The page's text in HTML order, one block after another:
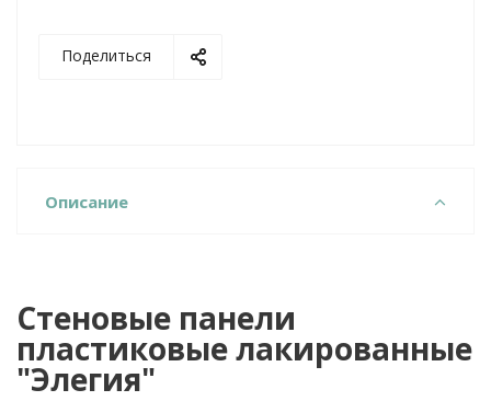
Поделиться
Описание
Стеновые панели
пластиковые лакированные
"Элегия"